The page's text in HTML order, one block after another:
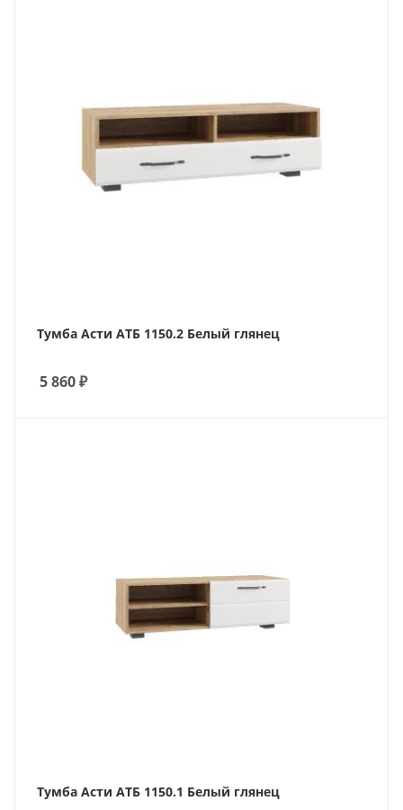
Тумба Асти АТБ 1150.2 Белый глянец
5 860₽
Тумба Асти АТБ 1150.1 Белый глянец